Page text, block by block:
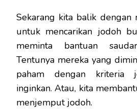
Sekarang kita balik dengan
untuk mencarikan jodoh
meminta bantuan
Tentunya mereka yang
paham dengan kriteria
inginkan. Atau, kita
menjemput jodoh.